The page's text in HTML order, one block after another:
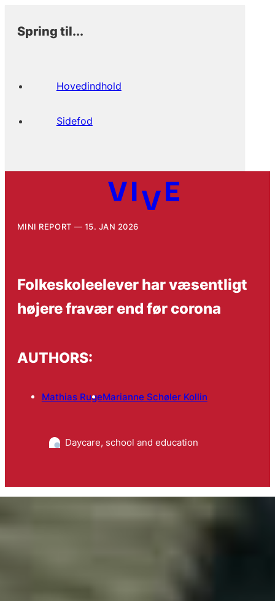
Spring til...
Hovedindhold
Sidefod
MINI REPORT 15. JAN 2026
Folkeskoleelever har væsentligt
højere fravær end før corona
AUTHORS:
Mathias RugeMarianne Schøler Kollin
Daycare, school and education